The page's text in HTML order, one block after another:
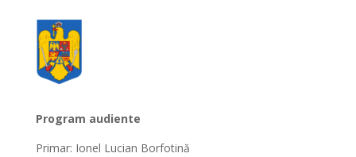
Program audiente
Primar: Ionel Lucian Borfotină